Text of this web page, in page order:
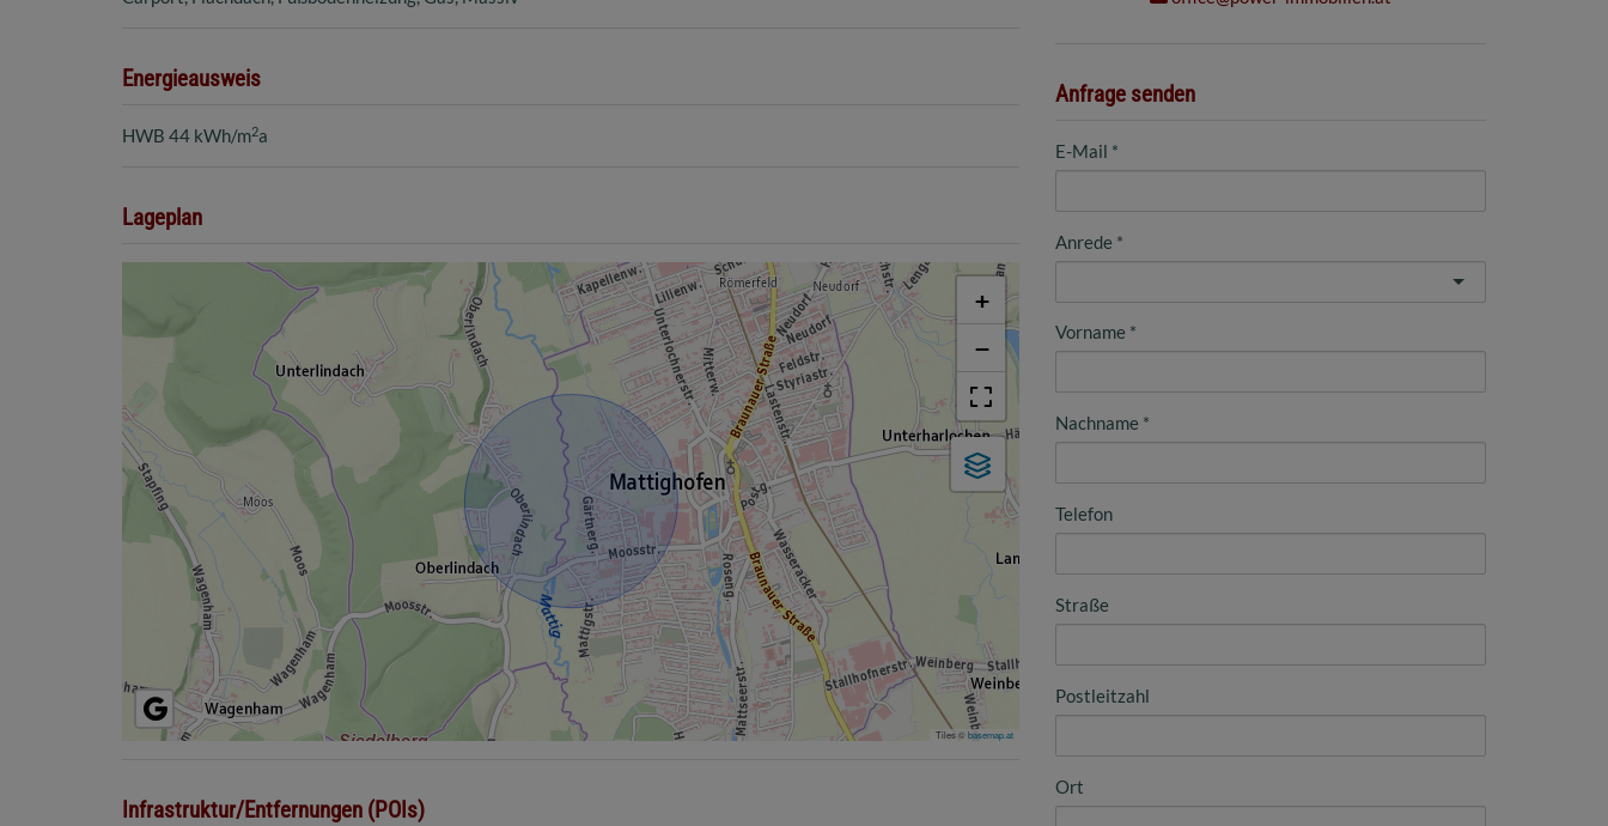
Energieausweis
HWB 44 kWh/m2a
Lageplan
+
−
Tiles ©basemap.at
Infrastruktur/Entfernungen (POIs)
Anfrage senden
E-Mail
Anrede
Vorname
Nachname
Telefon
Straße
Postleitzahl
Ort